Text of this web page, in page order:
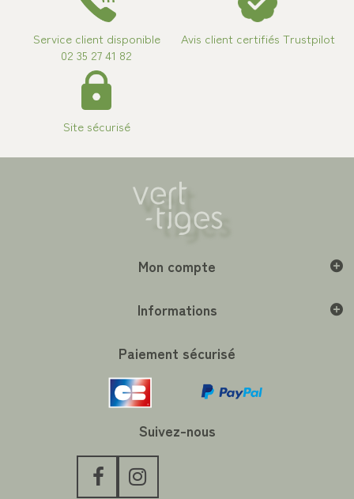
Service client disponible
02 35 27 41 82
Avis client certifiés Trustpilot
Site sécurisé
Mon compte
Informations
Paiement sécurisé
Suivez-nous